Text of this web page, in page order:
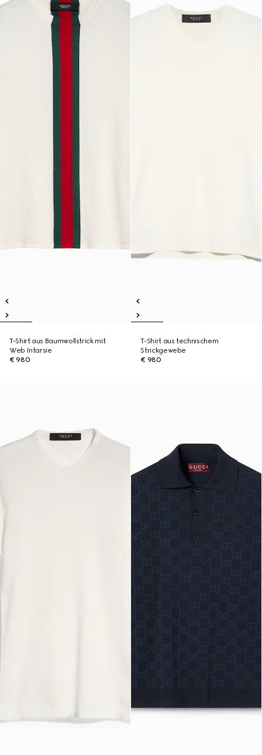
T-Shirt aus Baumwollstrick mit
Web Intarsie
€ 980
T-Shirt aus technischem
Strickgewebe
€ 980